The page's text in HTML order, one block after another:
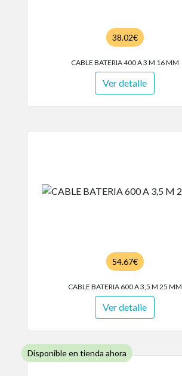
38.02€
CABLE BATERIA 400 A 3 M 16 MM
Ver detalle
54.67€
CABLE BATERIA 600 A 3,5 M 25 MM
Ver detalle
Disponible en tienda ahora